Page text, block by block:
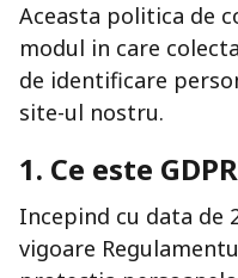
Aceasta politica de
modul in care
de identificare
site-ul nostru.
1. Ce este
Incepind cu data de
vigoare